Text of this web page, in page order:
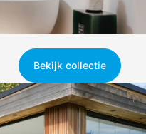
Bekijk collectie